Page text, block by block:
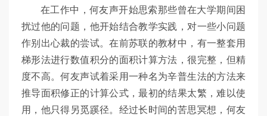
在工作中，何友声开始思索那些曾在大学期间困
扰过他的问题，他开始结合教学实践，对一些小问题
作别出心裁的尝试。在前苏联的教材中，有一整套用
梯形法进行数值积分的面积计算方法，很完整，但精
度不高。何友声试着采用一种名为辛普生法的方法来
推导面积修正的计算公式，最初的结果太繁，难以使
用，他只得另觅蹊径。经过长时间的苦思冥想，何友